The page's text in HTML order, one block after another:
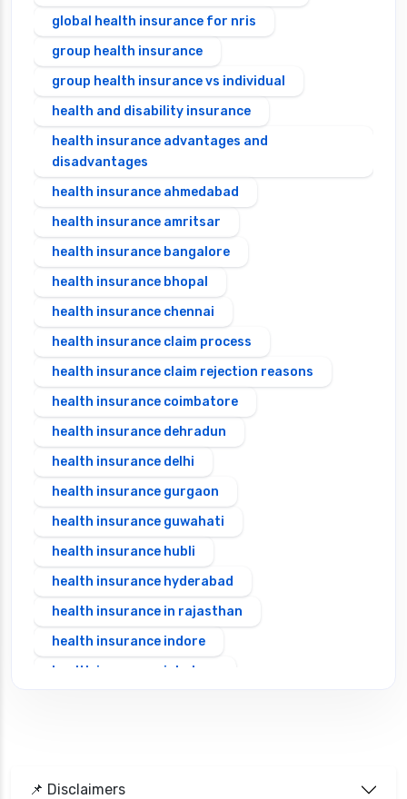
global health insurance for nris
group health insurance
group health insurance vs individual
health and disability insurance
health insurance advantages and
disadvantages
health insurance ahmedabad
health insurance amritsar
health insurance bangalore
health insurance bhopal
health insurance chennai
health insurance claim process
health insurance claim rejection reasons
health insurance coimbatore
health insurance dehradun
health insurance delhi
health insurance gurgaon
health insurance guwahati
health insurance hubli
health insurance hyderabad
health insurance in rajasthan
health insurance indore
health insurance jabalpur
health insurance lucknow
📌 Disclaimers